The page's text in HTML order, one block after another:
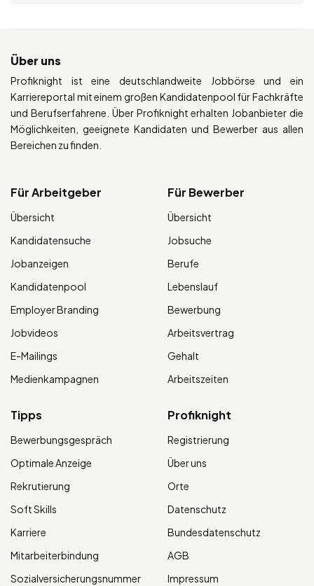
Über uns
Profiknight ist eine deutschlandweite Jobbörse und ein
Karriereportal mit einem großen Kandidatenpool für Fachkräfte
und Berufserfahrene. Über Profiknight erhalten Jobanbieter die
Möglichkeiten, geeignete Kandidaten und Bewerber aus allen
Bereichen zu finden.
Für Arbeitgeber
Übersicht
Kandidatensuche
Jobanzeigen
Kandidatenpool
Employer Branding
Jobvideos
E-Mailings
Medienkampagnen
Für Bewerber
Übersicht
Jobsuche
Berufe
Lebenslauf
Bewerbung
Arbeitsvertrag
Gehalt
Arbeitszeiten
Tipps
Bewerbungsgespräch
Optimale Anzeige
Rekrutierung
Soft Skills
Karriere
Mitarbeiterbindung
Sozialversicherungsnummer
Profiknight
Registrierung
Über uns
Orte
Datenschutz
Bundesdatenschutz
AGB
Impressum